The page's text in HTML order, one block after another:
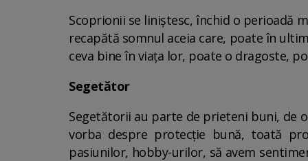
Scoprionii se liniștesc, închid o perioadă
recapătă somnul aceia care, poate în
ceva bine în viața lor, poate o dragoste,
Segetător
Segetătorii au parte de prieteni buni, de
vorba despre protecție bună, toată
pasiunilor, hobby-urilor, să avem